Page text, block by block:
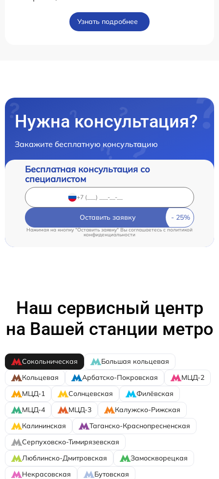
Узнать подробнее
Нужна консультация?
Закажите бесплатную консультацию
Бесплатная консультация со
специалистом
Оставить заявку
Нажимая на кнопку "Оставить заявку" Вы соглашаетесь cполитикой
конфиденциальности
Наш сервисный центр
на Вашей станции метро
Сокольническая
Большая кольцевая
Кольцевая
Арбатско-Покровская
МЦД-2
МЦД-1
Солнцевская
Филёвская
МЦД-4
МЦД-3
Калужско-Рижская
Калининская
Таганско-Краснопресненская
Серпуховско-Тимирязевская
Люблинско-Дмитровская
Замоскворецкая
Некрасовская
Бутовская